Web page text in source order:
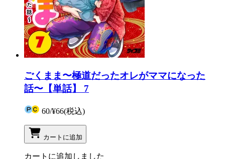
ごくまま〜極道だったオレがママになった
話〜【単話】 7
60/¥66(税込)
カートに追加
カートに追加しました